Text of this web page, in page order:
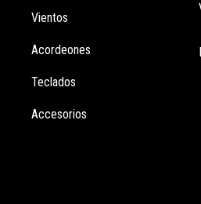
Vientos
Acordeones
Teclados
Accesorios